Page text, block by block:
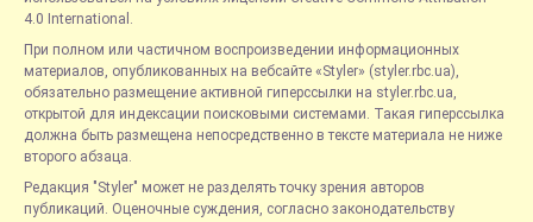
4.0 International.
При полном или частичном воспроизведении информационных
материалов, опубликованных на вебсайте «Styler» (styler.rbc.ua),
обязательно размещение активной гиперссылки на styler.rbc.ua,
открытой для индексации поисковыми системами. Такая гиперссылка
должна быть размещена непосредственно в тексте материала не ниже
второго абзаца.
Редакция "Styler" может не разделять точку зрения авторов
публикаций. Оценочные суждения, согласно законодательству